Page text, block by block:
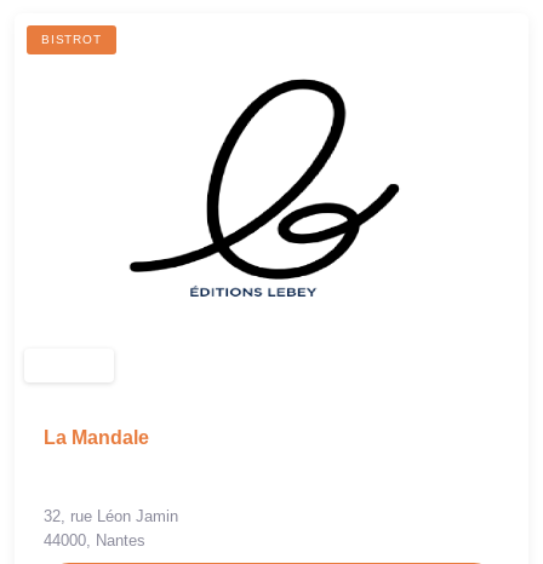
BISTROT
La Mandale
32, rue Léon Jamin
44000, Nantes